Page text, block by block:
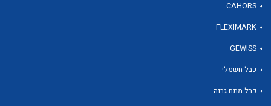
CAHORS
FLEXIMARK
GEWISS
כבל חשמלי
כבל מתח גבוה